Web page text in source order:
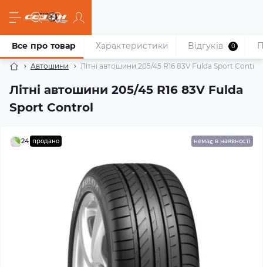
Автошини Літні автошини 205/45 R16 83V Fulda Sport Control
Літні автошини 205/45 R16 83V Fulda
Sport Control
Все про товар Характеристики Відгуків 0
24 продано немає в наявності